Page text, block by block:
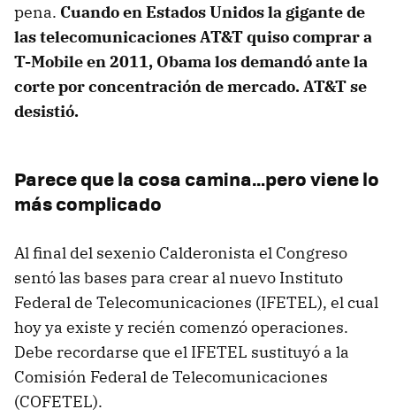
pena. Cuando en Estados Unidos la gigante de
las telecomunicaciones AT&T quiso comprar a
T-Mobile en 2011, Obama los demandó ante la
corte por concentración de mercado. AT&T se
desistió.
Parece que la cosa camina…pero viene lo
más complicado
Al final del sexenio Calderonista el Congreso
sentó las bases para crear al nuevo Instituto
Federal de Telecomunicaciones (IFETEL), el cual
hoy ya existe y recién comenzó operaciones.
Debe recordarse que el IFETEL sustituyó a la
Comisión Federal de Telecomunicaciones
(COFETEL).